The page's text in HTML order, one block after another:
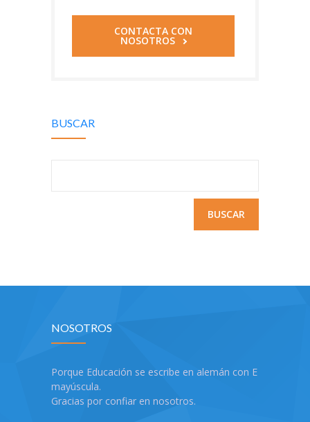
CONTACTA CON
NOSOTROS
BUSCAR
NOSOTROS
Porque Educación se escribe en alemán con E
mayúscula.
Gracias por confiar en nosotros.